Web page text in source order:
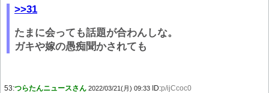
>>31
たまに会っても話題が合わんしな。
ガキや嫁の愚痴聞かされても
53:つらたんニュースさん 2022/03/21(月) 09:33 ID:p/ijCcoc0